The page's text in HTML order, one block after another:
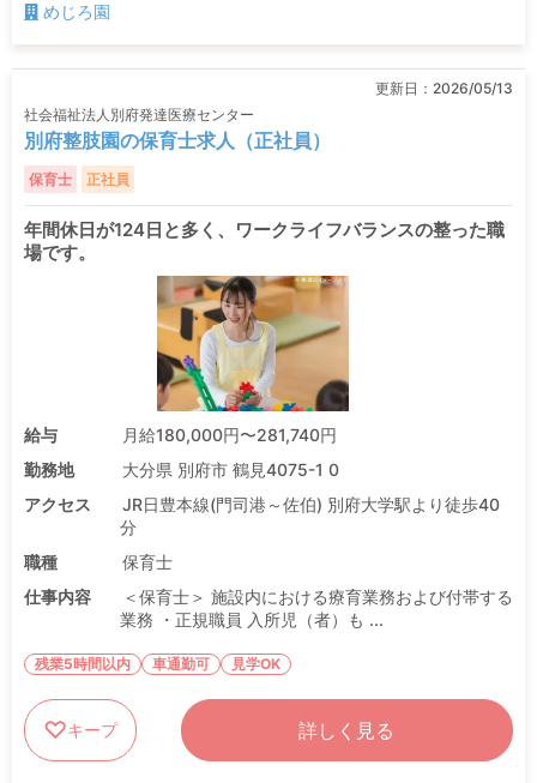
めじろ園
更新日： 2026/05/13
社会福祉法人別府発達医療センター
別府整肢園の保育士求人（正社員）
保育士 正社員
年間休日が124日と多く、ワークライフバランスの整った職
場です。
給与
月給180,000円〜281,740円
勤務地
大分県 別府市 鶴見4075-1 0
アクセス
JR日豊本線(門司港～佐伯) 別府大学駅より徒歩40
分
職種
保育士
仕事内容
＜保育士＞ 施設内における療育業務および付帯する
業務 ・正規職員 入所児（者）も ...
残業5時間以内 車通勤可 見学OK
キープ 詳しく見る